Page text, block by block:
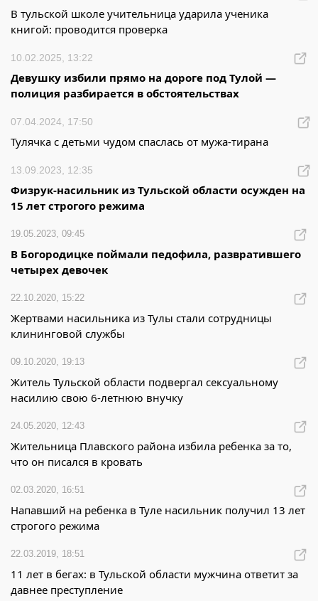
В тульской школе учительница ударила ученика
книгой: проводится проверка
10.02.2025, 13:22
Девушку избили прямо на дороге под Тулой —
полиция разбирается в обстоятельствах
07.04.2024, 17:50
Тулячка с детьми чудом спаслась от мужа-тирана
13.09.2023, 12:35
Физрук-насильник из Тульской области осужден на
15 лет строгого режима
19.05.2023, 09:45
В Богородицке поймали педофила, развратившего
четырех девочек
22.10.2020, 15:22
Жертвами насильника из Тулы стали сотрудницы
клининговой службы
09.10.2020, 19:13
Житель Тульской области подвергал сексуальному
насилию свою 6-летнюю внучку
24.05.2020, 12:43
Жительница Плавского района избила ребенка за то,
что он писался в кровать
02.03.2020, 16:51
Напавший на ребенка в Туле насильник получил 13 лет
строгого режима
22.03.2019, 18:51
11 лет в бегах: в Тульской области мужчина ответит за
давнее преступление